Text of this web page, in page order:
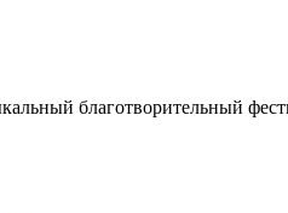
благотворительный